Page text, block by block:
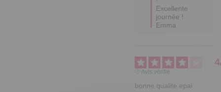
Excellente
journée !
Emma
4
Avis vérifié
bonne qualite epai